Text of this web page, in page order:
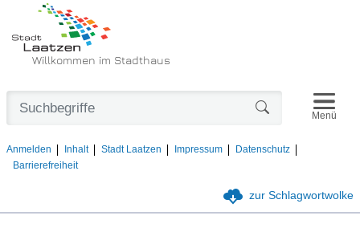
Willkommen im Stadthaus
Anmelden Inhalt Stadt Laatzen Impressum
Datenschutz
Barrierefreiheit
Menü
zur Schlagwortwolke